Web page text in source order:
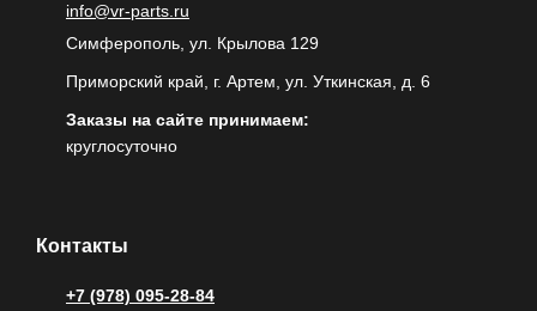
info@vr-parts.ru
Симферополь, ул. Крылова 129
Приморский край, г. Артем, ул. Уткинская, д. 6
Заказы на сайте принимаем:
круглосуточно
Контакты
+7 (978) 095-28-84